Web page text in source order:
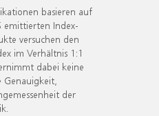
basieren auf
emittierten Index-
versuchen den
im Verhältnis 1:1
dabei keine
Genauigkeit,
der